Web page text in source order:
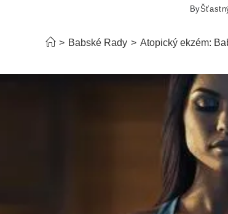
By
> Babské Rady > Atopický ekzém: